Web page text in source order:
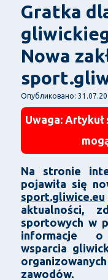
Gratka
Nowa
Опубликовано:
Uwaga:
Na stronie
pojawiła się
sport.gliwice.eu
aktualności,
sportowych w
informacje o
wsparcia
zawodów.